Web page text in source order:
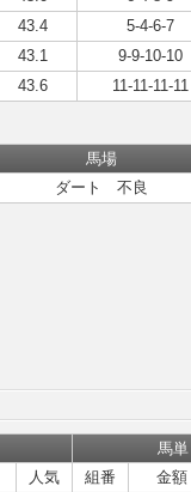
43.4 5-4-6-7
43.1 9-9-10-10
43.6 11-11-11-11
馬場
ダート 不良
馬単
人気 組番 金額